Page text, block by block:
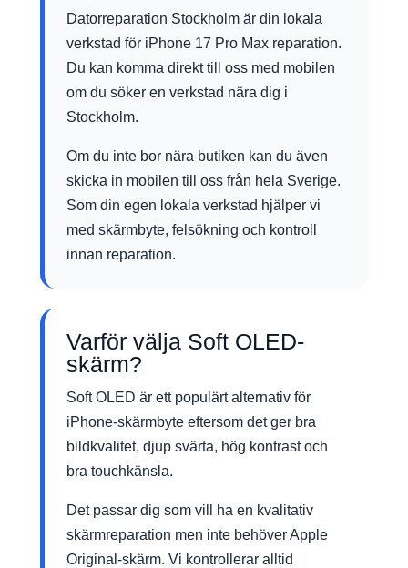
Datorreparation Stockholm är din lokala
verkstad för iPhone 17 Pro Max reparation.
Du kan komma direkt till oss med mobilen
om du söker en verkstad nära dig i
Stockholm.
Om du inte bor nära butiken kan du även
skicka in mobilen till oss från hela Sverige.
Som din egen lokala verkstad hjälper vi
med skärmbyte, felsökning och kontroll
innan reparation.
Varför välja Soft OLED-
skärm?
Soft OLED är ett populärt alternativ för
iPhone-skärmbyte eftersom det ger bra
bildkvalitet, djup svärta, hög kontrast och
bra touchkänsla.
Det passar dig som vill ha en kvalitativ
skärmreparation men inte behöver Apple
Original-skärm. Vi kontrollerar alltid